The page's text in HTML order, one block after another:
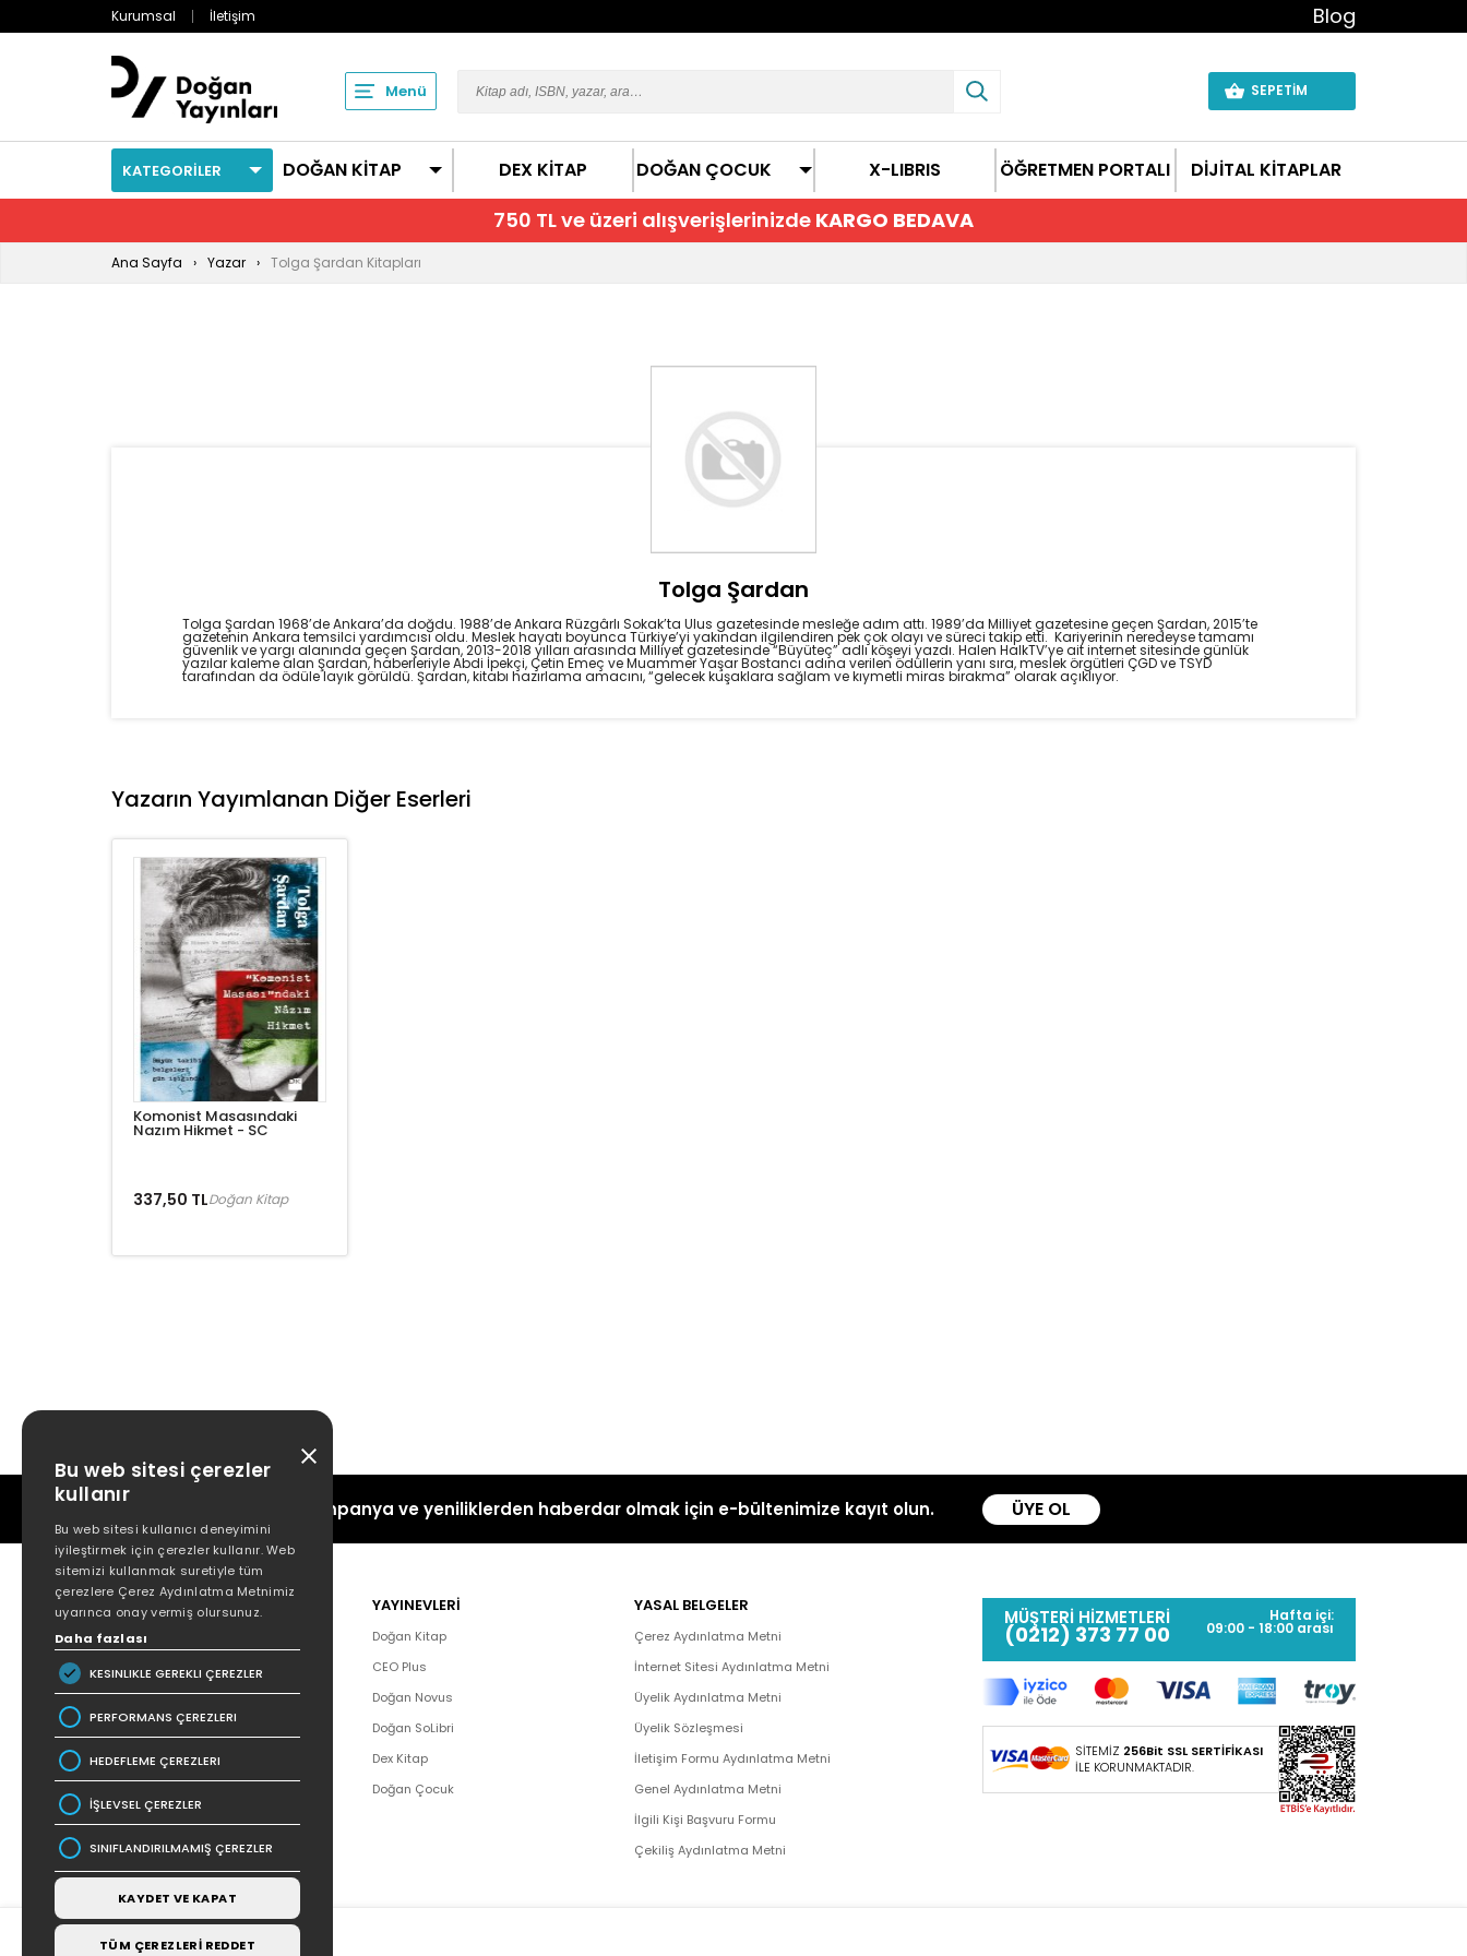
Kurumsal İletişim Blog
Menü SEPETİM
KATEGORİLER DOĞAN KİTAP DEX KİTAP DOĞAN ÇOCUK X-LIBRIS ÖĞRETMEN PORTALI DİJİTAL KİTAPLAR
750 TL ve üzeri alışverişlerinizde KARGO BEDAVA
Ana Sayfa Yazar Tolga Şardan Kitapları
Tolga Şardan
Tolga Şardan 1968’de Ankara’da doğdu. 1988’de Ankara Rüzgârlı Sokak’ta Ulus gazetesinde mesleğe adım attı. 1989’da Milliyet gazetesine geçen Şardan, 2015’te
gazetenin Ankara temsilci yardımcısı oldu. Meslek hayatı boyunca Türkiye’yi yakından ilgilendiren pek çok olayı ve süreci takip etti. Kariyerinin neredeyse tamamı
güvenlik ve yargı alanında geçen Şardan, 2013-2018 yılları arasında Milliyet gazetesinde “Büyüteç” adlı köşeyi yazdı. Halen HalkTV’ye ait internet sitesinde günlük
yazılar kaleme alan Şardan, haberleriyle Abdi İpekçi, Çetin Emeç ve Muammer Yaşar Bostancı adına verilen ödüllerin yanı sıra, meslek örgütleri ÇGD ve TSYD
tarafından da ödüle layık görüldü. Şardan, kitabı hazırlama amacını, “gelecek kuşaklara sağlam ve kıymetli miras bırakma” olarak açıklıyor.
Yazarın Yayımlanan Diğer Eserleri
Komonist Masasındaki
Nazım Hikmet - SC
337,50 TLDoğan Kitap
Kampanya ve yeniliklerden haberdar olmak için e-bültenimize kayıt olun. ÜYE OL
POPÜLER
Hakkımızda
Yazar Listesi
İletişim
Bizden Haberler
YAYINEVLERİ
Doğan Kitap
CEO Plus
Doğan Novus
Doğan SoLibri
Dex Kitap
Doğan Çocuk
YASAL BELGELER
Çerez Aydınlatma Metni
İnternet Sitesi Aydınlatma Metni
Üyelik Aydınlatma Metni
Üyelik Sözleşmesi
İletişim Formu Aydınlatma Metni
Genel Aydınlatma Metni
İlgili Kişi Başvuru Formu
Çekiliş Aydınlatma Metni
MÜŞTERİ HİZMETLERİ
(0212) 373 77 00
Hafta içi:
09:00 - 18:00 arası
SİTEMİZ 256Bit SSL SERTİFİKASI
İLE KORUNMAKTADIR.
Bu web sitesi çerezler
kullanır
Bu web sitesi kullanıcı deneyimini
iyileştirmek için çerezler kullanır. Web
sitemizi kullanmak suretiyle tüm
çerezlere Çerez Aydınlatma Metnimiz
uyarınca onay vermiş olursunuz.
Daha fazlası
KESINLIKLE GEREKLI ÇEREZLER
PERFORMANS ÇEREZLERI
HEDEFLEME ÇEREZLERI
İŞLEVSEL ÇEREZLER
SINIFLANDIRILMAMIŞ ÇEREZLER
KAYDET VE KAPAT
TÜM ÇEREZLERİ REDDET